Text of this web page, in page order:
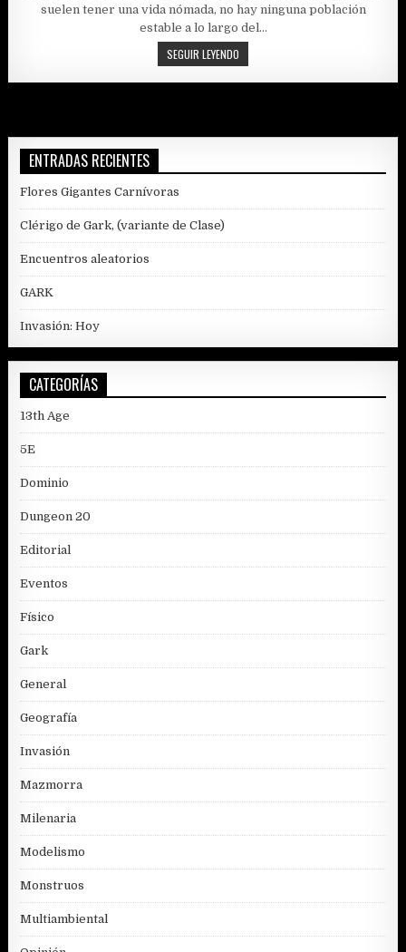
suelen tener una vida nómada, no hay ninguna población
estable a lo largo del…
SEGUIR LEYENDO
IMPERIO
ORCO
ENTRADAS RECIENTES
Flores Gigantes Carnívoras
Clérigo de Gark, (variante de Clase)
Encuentros aleatorios
GARK
Invasión: Hoy
CATEGORÍAS
13th Age
5E
Dominio
Dungeon 20
Editorial
Eventos
Físico
Gark
General
Geografía
Invasión
Mazmorra
Milenaria
Modelismo
Monstruos
Multiambiental